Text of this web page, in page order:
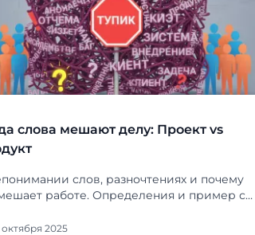
слова мешают делу: Проект vs
слов, разночтениях и почему
работе. Определения и пример с
октября 2025